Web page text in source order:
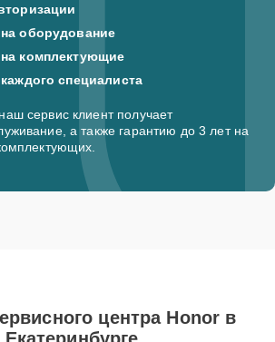
оборудование
комплектующие
специалиста
сервис клиент получает
а также гарантию до 3 лет на
центра Honor в